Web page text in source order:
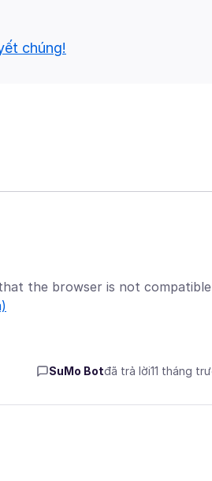
chúng!
the browser is not
SuMo Botđã trả lời11 tháng